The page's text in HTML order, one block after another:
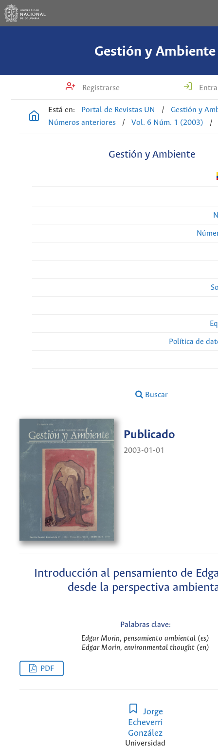
Gestión y Ambiente
Registrarse
Está en: Portal de Revistas UN /
Gestión y
Números anteriores
/ Vol. 6 Núm. 1 (2003) /
Gestión y Ambiente
Política de
Buscar
Publicado
2003-01-01
Introducción al pensamiento de
desde la perspectiva
Palabras clave:
Edgar Morin, pensamiento ambiental (es)
Edgar Morin, environmental thought (en)
PDF
Jorge
Echeverri
González
Universidad